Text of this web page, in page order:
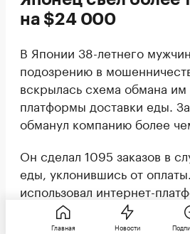
на $24 000
В Японии 38-летнего
подозрению в
вскрылась схема обмана
платформы доставки еды.
обманул компанию более
Он сделал 1095 заказов в
еды, уклонившись от
использовал интернет-
бесконтактную доставку.
заказа мужчина сообщал,
Главная Новости